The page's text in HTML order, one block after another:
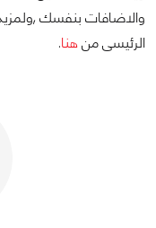
والاضافات بنفسك
الرئيسى منهنا.